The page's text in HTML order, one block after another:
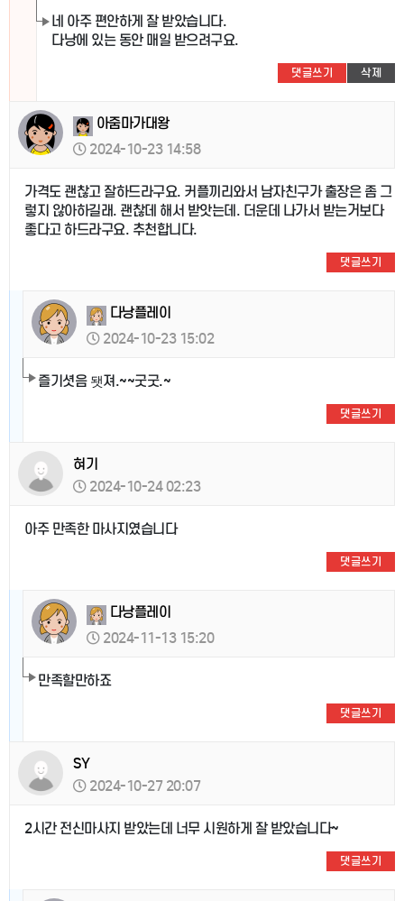
네 아주 편안하게 잘 받았습니다.
다낭에 있는 동안 매일 받으려구요.
댓글쓰기 삭제
아줌마가대왕
2024-10-23 14:58
가격도 괜찮고 잘하드라구요. 커플끼리와서 남자친구가 출장은 좀 그
렇지 않아하길래. 괜찮데 해서 받앗는데. 더운데 나가서 받는거보다
좋다고 하드라구요. 추천합니다.
댓글쓰기
다낭플레이
2024-10-23 15:02
즐기셧음 됏져.~~굿굿.~
댓글쓰기
혀기
2024-10-24 02:23
아주 만족한 마사지였습니다
댓글쓰기
다낭플레이
2024-11-13 15:20
만족할만하죠
댓글쓰기
SY
2024-10-27 20:07
2시간 전신마사지 받았는데 너무 시원하게 잘 받았습니다~
댓글쓰기